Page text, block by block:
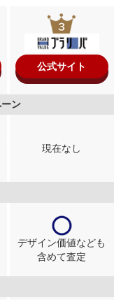
ン
公式サイト
現在なし
デザイン価値なども
含めて査定